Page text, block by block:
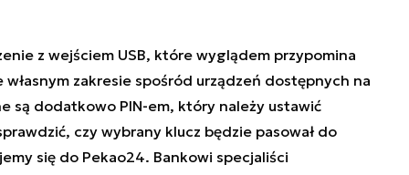
z wejściem USB, które wyglądem przypomina
zakresie spośród urządzeń dostępnych na
są dodatkowo PIN-em, który należy ustawić
czy wybrany klucz będzie pasował do
się do Pekao24. Bankowi specjaliści